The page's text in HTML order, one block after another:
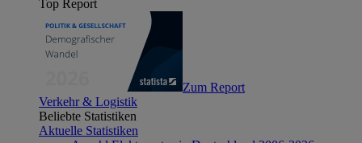
Top Report
Zum Report
Verkehr & Logistik
Beliebte Statistiken
Aktuelle Statistiken